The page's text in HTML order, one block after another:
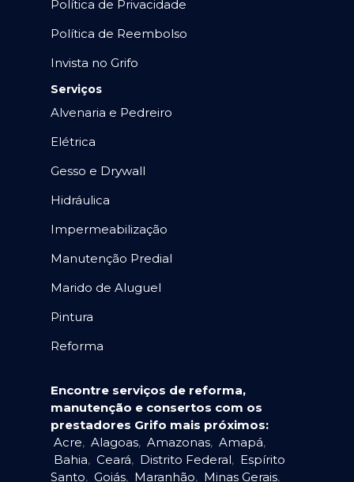
Política de Privacidade
Política de Reembolso
Invista no Grifo
Serviços
Alvenaria e Pedreiro
Elétrica
Gesso e Drywall
Hidráulica
Impermeabilização
Manutenção Predial
Marido de Aluguel
Pintura
Reforma
Encontre serviços de reforma,
manutenção e consertos com os
prestadores Grifo mais próximos:
Acre, Alagoas, Amazonas, Amapá,
Bahia, Ceará, Distrito Federal, Espírito
Santo, Goiás, Maranhão, Minas Gerais,